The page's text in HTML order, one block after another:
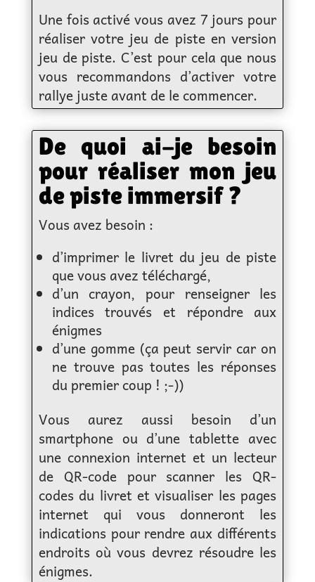
Une fois activé vous avez 7 jours pour
réaliser votre jeu de piste en version
jeu de piste. C’est pour cela que nous
vous recommandons d’activer votre
rallye juste avant de le commencer.
De quoi ai-je besoin
pour réaliser mon jeu
de piste immersif ?
Vous avez besoin :
d’imprimer le livret du jeu de piste
que vous avez téléchargé,
d’un crayon, pour renseigner les
indices trouvés et répondre aux
énigmes
d’une gomme (ça peut servir car on
ne trouve pas toutes les réponses
du premier coup ! ;-))
Vous aurez aussi besoin d’un
smartphone ou d’une tablette avec
une connexion internet et un lecteur
de QR-code pour scanner les QR-
codes du livret et visualiser les pages
internet qui vous donneront les
indications pour rendre aux différents
endroits où vous devrez résoudre les
énigmes.